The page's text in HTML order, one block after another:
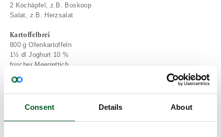
Consent Details About
2 Kochäpfel, z.B. Boskoop
Salat, z.B. Herzsalat
Kartoffelbrei
800 g Ofenkartoffeln
1½ dl Joghurt 10 %
frischer Meerrettich
Zubereitung
der Bitte, die Schwarte einzufrieren und in 1-2 mm dünne Streifen